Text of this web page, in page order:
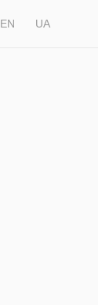
EN
UA